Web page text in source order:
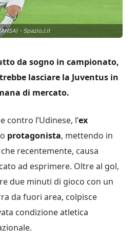
- SpazioJ.it
da sogno in campionato,
lasciare la Juventus in
di mercato.
contro l’Udinese, l’ex
protagonista, mettendo in
recentemente, causa
ad esprimere. Oltre al gol,
due minuti di gioco con un
da fuori area, colpisce
condizione atletica